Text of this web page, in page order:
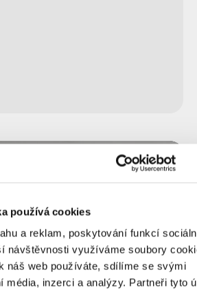
používá cookies
a reklam, poskytování funkcí
návštěvnosti využíváme soubory
náš web používáte, sdílíme se svými
média, inzerci a analýzy. Partneři tyto